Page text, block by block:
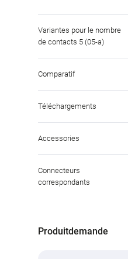
Variantes pour le nombre
de contacts 5 (05-a)
Comparatif
Téléchargements
Accessories
Connecteurs
correspondants
Produitdemande